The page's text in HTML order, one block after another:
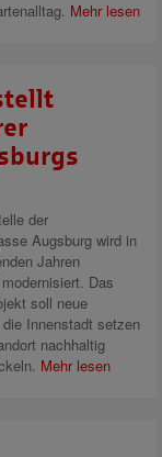
Mehr lesen
der
Augsburg wird in
Jahren
Das
soll neue
Innenstadt setzen
nachhaltig
Mehr lesen